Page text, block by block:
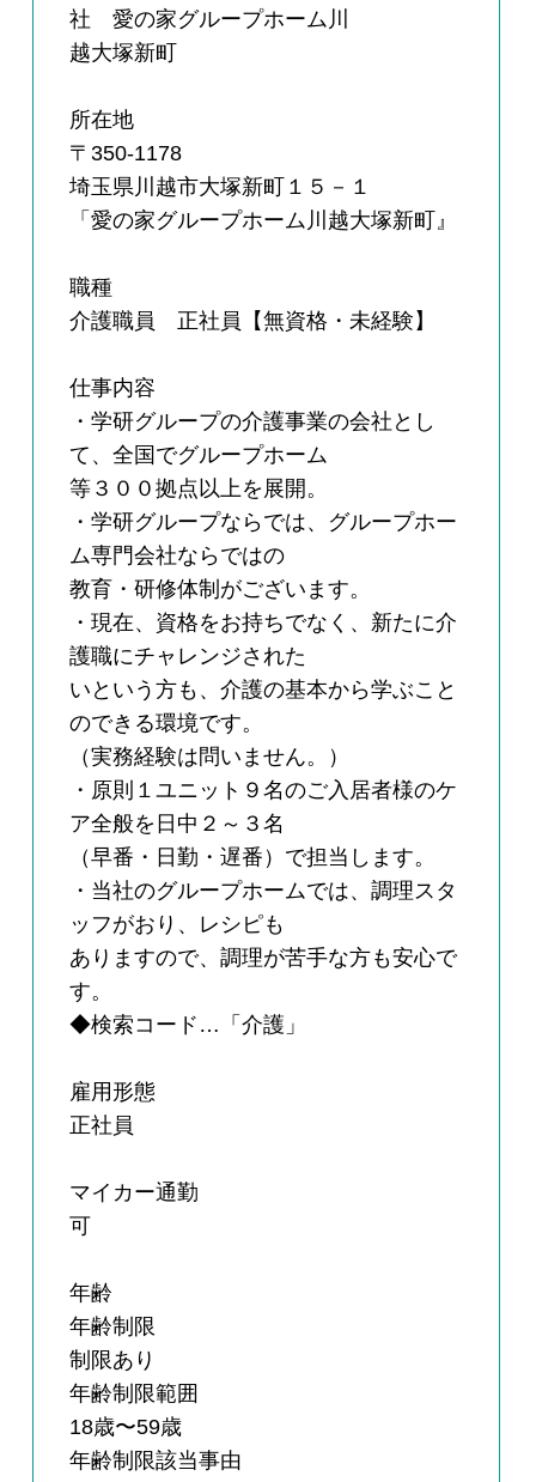
社 愛の家グループホーム川
越大塚新町
所在地
〒350-1178
埼玉県川越市大塚新町１５－１
「愛の家グループホーム川越大塚新町』
職種
介護職員 正社員【無資格・未経験】
仕事内容
・学研グループの介護事業の会社とし
て、全国でグループホーム
等３００拠点以上を展開。
・学研グループならでは、グループホー
ム専門会社ならではの
教育・研修体制がございます。
・現在、資格をお持ちでなく、新たに介
護職にチャレンジされた
いという方も、介護の基本から学ぶこと
のできる環境です。
（実務経験は問いません。）
・原則１ユニット９名のご入居者様のケ
ア全般を日中２～３名
（早番・日勤・遅番）で担当します。
・当社のグループホームでは、調理スタ
ッフがおり、レシピも
ありますので、調理が苦手な方も安心で
す。
◆検索コード…「介護」
雇用形態
正社員
マイカー通勤
可
年齢
年齢制限
制限あり
年齢制限範囲
18歳〜59歳
年齢制限該当事由